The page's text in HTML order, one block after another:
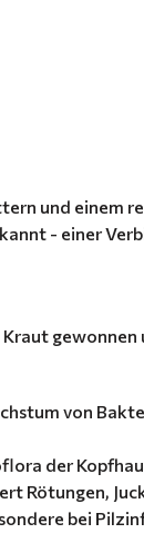
und einem
- einer
von
der
Rötungen,
bei